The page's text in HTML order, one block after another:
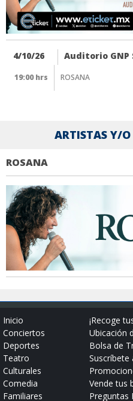
4/10/26 Auditorio GNP
19:00 hrs ROSANA
ARTISTAS Y/O
ROSANA
Inicio
Conciertos
Deportes
Teatro
Culturales
Comedia
Familiares
¡Recoge
Ubicación
Bolsa de
Suscríbete
Vende tus
Preguntas